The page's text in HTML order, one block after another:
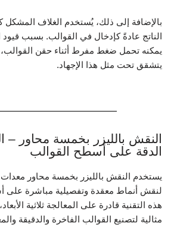
بالإضافة إلى ذلك، يُستخدم الغلاف المشكل
الناتج عادةً كإدخال في القوالب. بسبب قيود
يمكنه تحمل ضغط مفرط أثناء حقن
يتشقق تحت مثل هذا الإجهاد.
النقش بالليزر بخمسة محاور –
الدقة على أسطح القوالب
يستخدم النقش بالليزر بخمسة محاور معدات
لنقش أنماط معقدة وتفصيلية مباشرة على
هذه التقنية قادرة على المعالجة ثلاثية
مثالية لتصنيع القوالب الفاخرة والدقيقة